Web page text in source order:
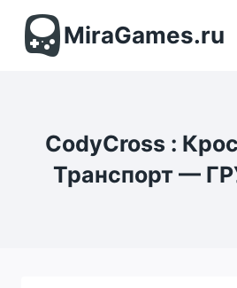
содержимомуMiraGames.ru
CodyCross :
Транспорт —